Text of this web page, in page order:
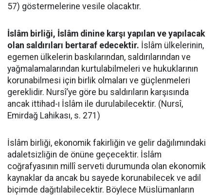
57) göstermelerine vesile olacaktır.
İslâm birliği, İslâm dinine karşı yapılan ve yapılacak
olan saldırıları bertaraf edecektir. İslâm ülkelerinin,
egemen ülkelerin baskılarından, saldırılarından ve
yağmalamalarından kurtulabilmeleri ve hukuklarının
korunabilmesi için birlik olmaları ve güçlenmeleri
gereklidir. Nursî’ye göre bu saldırıların karşısında
ancak ittihad-ı İslâm ile durulabilecektir. (Nursî,
Emirdağ Lahikası, s. 271)
İslâm birliği, ekonomik fakirliğin ve gelir dağılımındaki
adaletsizliğin de önüne geçecektir. İslâm
coğrafyasının millî serveti durumunda olan ekonomik
kaynaklar da ancak bu sayede korunabilecek ve adil
biçimde dağıtılabilecektir. Böylece Müslümanların